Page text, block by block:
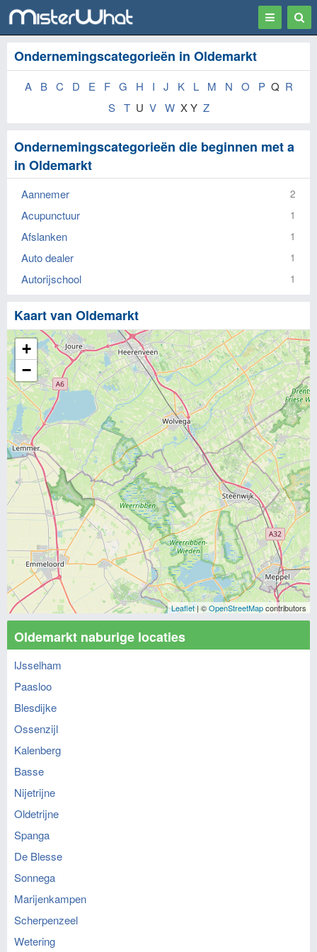
Toggle
Ondernemingscategorieën in Oldemarkt
A B C D E F G H I J K L M N O P Q R
S T U V W X Y Z
Ondernemingscategorieën die beginnen met a
in Oldemarkt
Aannemer 2
Acupunctuur 1
Afslanken 1
Auto dealer 1
Autorijschool 1
Kaart van Oldemarkt
+
−
Leaflet| ©OpenStreetMapcontributors
Oldemarkt naburige locaties
IJsselham
Paasloo
Blesdijke
Ossenzijl
Kalenberg
Basse
Nijetrijne
Oldetrijne
Spanga
De Blesse
Sonnega
Marijenkampen
Scherpenzeel
Wetering